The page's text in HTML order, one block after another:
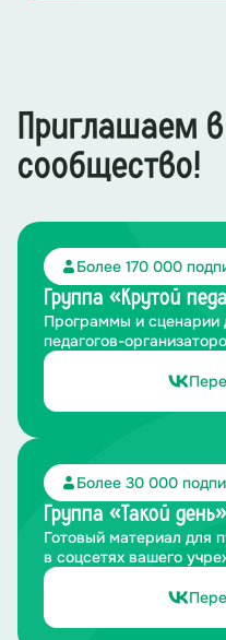
Приглашаем
сообщество!
Более 170 000
Группа «Крутой
Программы и сценарии
педагогов-
Более 30 000
Группа «Такой день»
Готовый материал для
в соцсетях вашего